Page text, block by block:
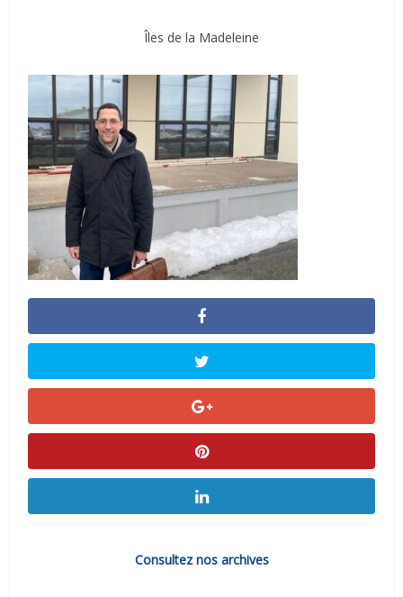
Îles de la Madeleine
Consultez nos archives